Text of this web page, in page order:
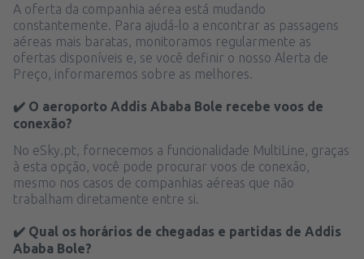
A oferta da companhia aérea está mudando
constantemente. Para ajudá-lo a encontrar as passagens
aéreas mais baratas, monitoramos regularmente as
ofertas disponíveis e, se você definir o nosso Alerta de
Preço, informaremos sobre as melhores.
✔️ O aeroporto Addis Ababa Bole recebe voos de
conexão?
No eSky.pt, fornecemos a funcionalidade MultiLine, graças
à esta opção, você pode procurar voos de conexão,
mesmo nos casos de companhias aéreas que não
trabalham diretamente entre si.
✔️ Qual os horários de chegadas e partidas de Addis
Ababa Bole?